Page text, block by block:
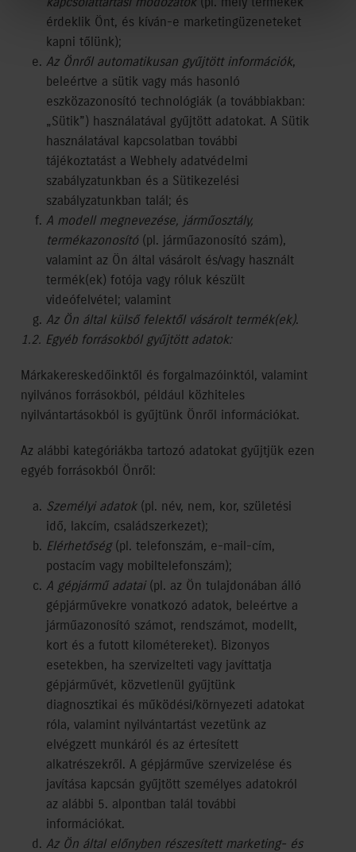
érdeklik Önt, és kíván-e marketingüzeneteket
kapni tőlünk);
Az Önről automatikusan gyűjtött információk,
beleértve a sütik vagy más hasonló
eszközazonosító technológiák (a továbbiakban:
„Sütik”) használatával gyűjtött adatokat. A Sütik
használatával kapcsolatban további
tájékoztatást a Webhely adatvédelmi
szabályzatunkban és a Sütikezelési
szabályzatunkban talál; és
A modell megnevezése, járműosztály,
termékazonosító (pl. járműazonosító szám),
valamint az Ön által vásárolt és/vagy használt
termék(ek) fotója vagy róluk készült
videófelvétel; valamint
Az Ön által külső felektől vásárolt termék(ek).
1.2. Egyéb forrásokból gyűjtött adatok:
Márkakereskedőinktől és forgalmazóinktól, valamint
nyilvános forrásokból, például közhiteles
nyilvántartásokból is gyűjtünk Önről információkat.
Az alábbi kategóriákba tartozó adatokat gyűjtjük ezen
egyéb forrásokból Önről:
Személyi adatok(pl. név, nem, kor, születési
idő, lakcím, családszerkezet);
Elérhetőség(pl. telefonszám, e-mail-cím,
postacím vagy mobiltelefonszám);
A gépjármű adatai(pl. az Ön tulajdonában álló
gépjárművekre vonatkozó adatok, beleértve a
járműazonosító számot, rendszámot, modellt,
kort és a futott kilométereket). Bizonyos
esetekben, ha szervizelteti vagy javíttatja
gépjárművét, közvetlenül gyűjtünk
diagnosztikai és működési/környezeti adatokat
róla, valamint nyilvántartást vezetünk az
elvégzett munkáról és az értesített
alkatrészekről. A gépjárműve szervizelése és
javítása kapcsán gyűjtött személyes adatokról
az alábbi 5. alpontban talál további
információkat.
Az Ön által előnyben részesített marketing- és